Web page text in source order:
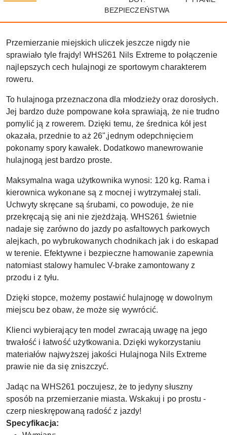
BEZPIECZEŃSTWA
Przemierzanie miejskich uliczek jeszcze nigdy nie
sprawiało tyle frajdy! WHS261 Nils Extreme to połączenie
najlepszych cech hulajnogi ze sportowym charakterem
roweru.
To hulajnoga przeznaczona dla młodzieży oraz dorosłych.
Jej bardzo duże pompowane koła sprawiają, że nie trudno
pomylić ją z rowerem. Dzięki temu, że średnica kół jest
okazała, przednie to aż 26",jednym odepchnięciem
pokonamy spory kawałek. Dodatkowo manewrowanie
hulajnogą jest bardzo proste.
Maksymalna waga użytkownika wynosi: 120 kg. Rama i
kierownica wykonane są z mocnej i wytrzymałej stali.
Uchwyty skręcane są śrubami, co powoduje, że nie
przekręcają się ani nie zjeżdżają. WHS261 świetnie
nadaje się zarówno do jazdy po asfaltowych parkowych
alejkach, po wybrukowanych chodnikach jak i do eskapad
w terenie. Efektywne i bezpieczne hamowanie zapewnia
natomiast stalowy hamulec V-brake zamontowany z
przodu i z tyłu.
Dzięki stopce, możemy postawić hulajnogę w dowolnym
miejscu bez obaw, że może się wywrócić.
Klienci wybierający ten model zwracają uwagę na jego
trwałość i łatwość użytkowania. Dzięki wykorzystaniu
materiałów najwyższej jakości Hulajnoga Nils Extreme
prawie nie da się zniszczyć.
Jadąc na WHS261 poczujesz, że to jedyny słuszny
sposób na przemierzanie miasta. Wskakuj i po prostu -
czerp nieskrępowaną radość z jazdy!
Specyfikacja: